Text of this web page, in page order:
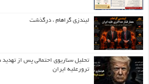
لیندزی گراهام ، درگذشت
تحلیل سناریوی احتمالی پس از تهدید
ترورعلیه ایران